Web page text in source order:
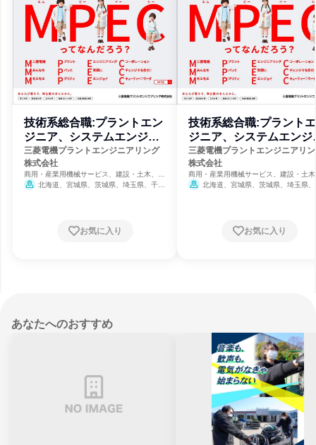
技術系総合職:プラントエン
ジニア、システムエンジニ
ア(設計)
三菱電機プラントエンジニアリング
株式会社
商用・産業用機械サービス、建設・土木、イ
ンフラ・鉱業
北海道、宮城県、茨城県、埼玉県、千葉
山口県、香川県、愛媛県、福岡県、長崎県、
熊本県、大分県、鹿児島県、沖縄県
お気に入り
技術系総合職:プラント
ジニア、システムエンジ
ア(設計)
三菱電機プラントエンジニアリ
株式会社
商用・産業用機械サービス、建設・土
ンフラ・鉱業
北海道、宮城県、茨城県、埼玉県
山口県、香川県、愛媛県、福岡県、長
熊本県、大分県、鹿児島県、沖縄県
お気に入り
あなたへのおすすめ